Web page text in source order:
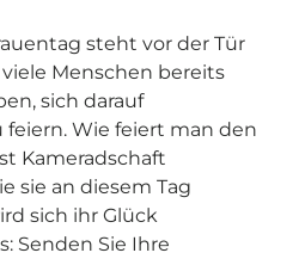
steht vor der Tür
Menschen bereits
sich darauf
Wie feiert man den
Kameradschaft
sie an diesem Tag
sich ihr Glück
Senden Sie Ihre